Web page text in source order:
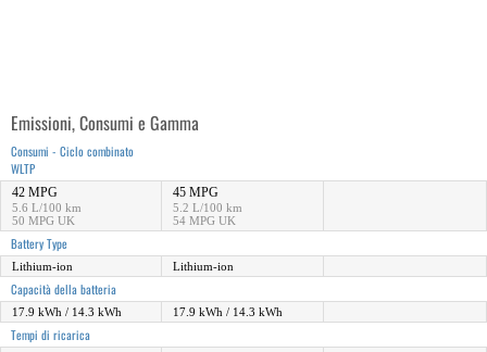
Emissioni, Consumi e Gamma
Consumi - Ciclo combinato
WLTP
42 MPG
5.6 L/100 km
50 MPG UK
45 MPG
5.2 L/100 km
54 MPG UK
Battery Type
Lithium-ion Lithium-ion
Capacità della batteria
17.9 kWh / 14.3 kWh 17.9 kWh / 14.3 kWh
Tempi di ricarica